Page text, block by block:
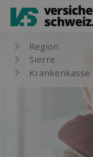
Region
Sierre
Kranken­kasse